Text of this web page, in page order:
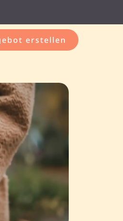
erstellen